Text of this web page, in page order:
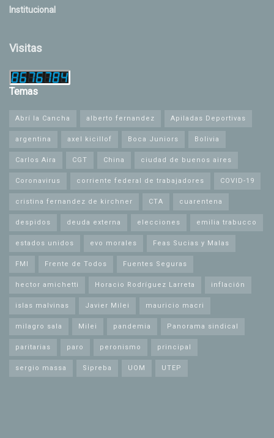
Institucional
Visitas
Temas
Abrí la Cancha alberto fernandez Apiladas Deportivas
argentina axel kicillof Boca Juniors Bolivia
Carlos Aira CGT China ciudad de buenos aires
Coronavirus corriente federal de trabajadores COVID-19
cristina fernandez de kirchner CTA cuarentena
despidos deuda externa elecciones emilia trabucco
estados unidos evo morales Feas Sucias y Malas
FMI Frente de Todos Fuentes Seguras
hector amichetti Horacio Rodríguez Larreta inflación
islas malvinas Javier Milei mauricio macri
milagro sala Milei pandemia Panorama sindical
paritarias paro peronismo principal
sergio massa Sipreba UOM UTEP